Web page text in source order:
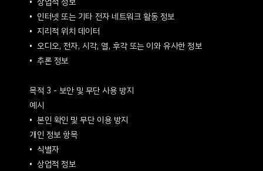
인터넷 또는 기타 전자 네트워크 활동 정보
지리적 위치 데이터
오디오, 전자, 시각, 열, 후각 또는 이와 유사한 정보
추론 정보
목적 3 - 보안 및 무단 사용 방지
예시
본인 확인 및 무단 이용 방지
개인 정보 항목
식별자
상업적 정보